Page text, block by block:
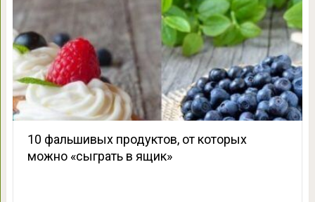
10 фальшивых продуктов, от которых
можно «сыграть в ящик»